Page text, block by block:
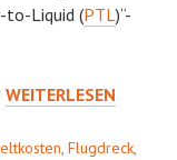
to-Liquid (PTL)“-
SCHEINLÖSUNG
WEITERLESEN
, Flugdreck,